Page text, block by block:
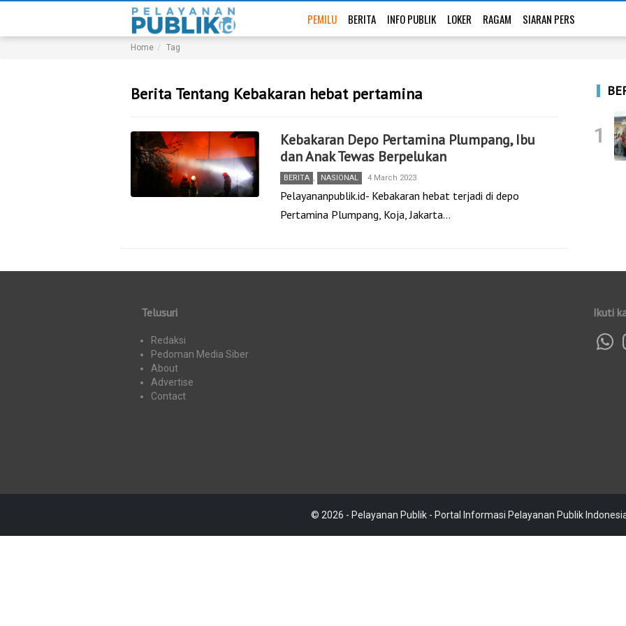
PEMILU BERITA INFO PUBLIK LOKER RAGAM SIARAN PERS
Home Tag
Berita Tentang Kebakaran hebat pertamina
Kebakaran Depo Pertamina Plumpang, Ibu
dan Anak Tewas Berpelukan
BERITA , NASIONAL 4 March 2023
Pelayananpublik.id- Kebakaran hebat terjadi di depo
Pertamina Plumpang, Koja, Jakarta…
1
Telusuri
Redaksi
Pedoman Media Siber
About
Advertise
Contact
Ikuti
© 2026 - Pelayanan Publik - Portal Informasi Pelayanan Publik